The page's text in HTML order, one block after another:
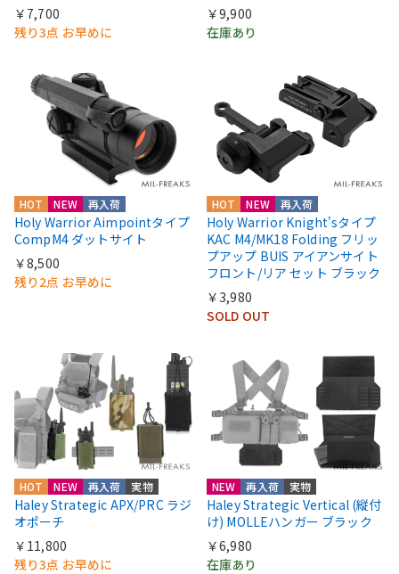
￥7,700
残り3点 お早めに
￥9,900
在庫あり
HOT NEW 再入荷
Holy Warrior Aimpointタイプ
CompM4 ダットサイト
￥8,500
残り2点 お早めに
HOT NEW 再入荷
Holy Warrior Knight'sタイプ
KAC M4/MK18 Folding フリッ
プアップ BUIS アイアンサイト
フロント/リア セット ブラック
￥3,980
SOLD OUT
HOT NEW 再入荷 実物
Haley Strategic APX/PRC ラジ
オポーチ
￥11,800
残り3点 お早めに
NEW 再入荷 実物
Haley Strategic Vertical (縦付
け) MOLLEハンガー ブラック
￥6,980
在庫あり